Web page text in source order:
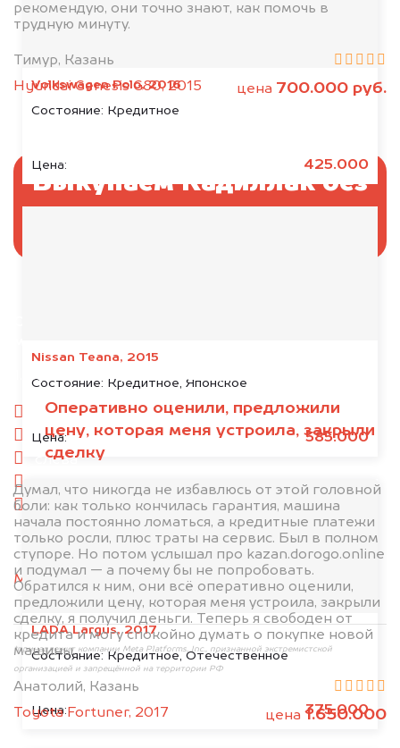
Volkswagen Polo, 2016
Состояние: Кредитное
Цена: 425.000
Nissan Teana, 2015
Состояние: Кредитное, Японское
Цена: 585.000
LADA Largus, 2017
Состояние: Кредитное, Отечественное
Цена: 375.000
рекомендую, они точно знают, как помочь в
трудную минуту.
Тимур, Казань
Hyundai Genesis G80, 2015
цена 700.000 руб.
Оперативно оценили, предложили
цену, которая меня устроила, закрыли
сделку
Думал, что никогда не избавлюсь от этой головной
боли: как только кончилась гарантия, машина
начала постоянно ломаться, а кредитные платежи
только росли, плюс траты на сервис. Был в полном
ступоре. Но потом услышал про kazan.dorogo.online
и подумал — а почему бы не попробовать.
Обратился к ним, они всё оперативно оценили,
предложили цену, которая меня устроила, закрыли
сделку, я получил деньги. Теперь я свободен от
кредита и могу спокойно думать о покупке новой
машины.
Анатолий, Казань
Toyota Fortuner, 2017
цена 1.650.000
Выкупаем Кадиллак без
1. Сфотографируйте машину:
спереди
сзади
слева
салон
2. Отправьте фотографии на номер
+79584983298 по WhatsApp*, в мессенджер
MAX или на электронную почту
info@dorogo.online
*принадлежит компании Meta Platforms, Inc., признанной экстремистской
организацией и запрещённой на территории РФ